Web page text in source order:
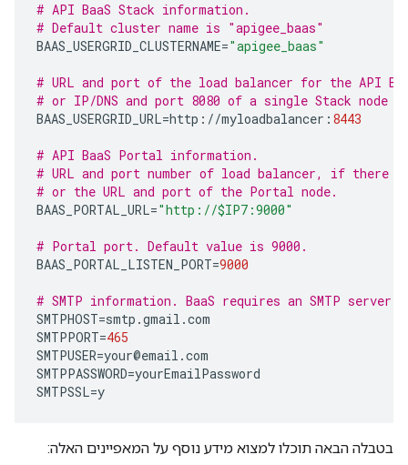
# API BaaS Stack information.
# Default cluster name is "apigee_baas"
BAAS_USERGRID_CLUSTERNAME="apigee_baas"
# URL and port of the load balancer for the API
# or IP/DNS and port 8080 of a single Stack node
BAAS_USERGRID_URL=http : //myloadbalancer : 8443
# API BaaS Portal information.
# URL and port number of load balancer, if
# or the URL and port of the Portal node.
BAAS_PORTAL_URL="http://$IP7:9000"
# Portal port. Default value is 9000.
BAAS_PORTAL_LISTEN_PORT=9000
# SMTP information. BaaS requires an SMTP server.
SMTPHOST=smtp .gmail .com
SMTPPORT=465
SMTPUSER=your@email .com
SMTPPASSWORD=yourEmailPassword
SMTPSSL=y
בטבלה הבאה תוכלו למצוא מידע נוסף על המאפיינים האלה: